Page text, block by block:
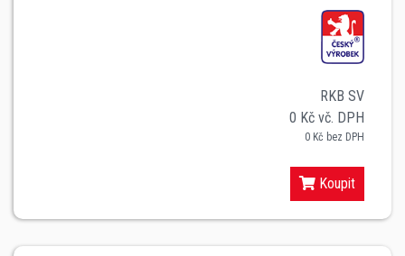
RKB SV
0 Kč vč. DPH
0 Kč bez DPH
Koupit